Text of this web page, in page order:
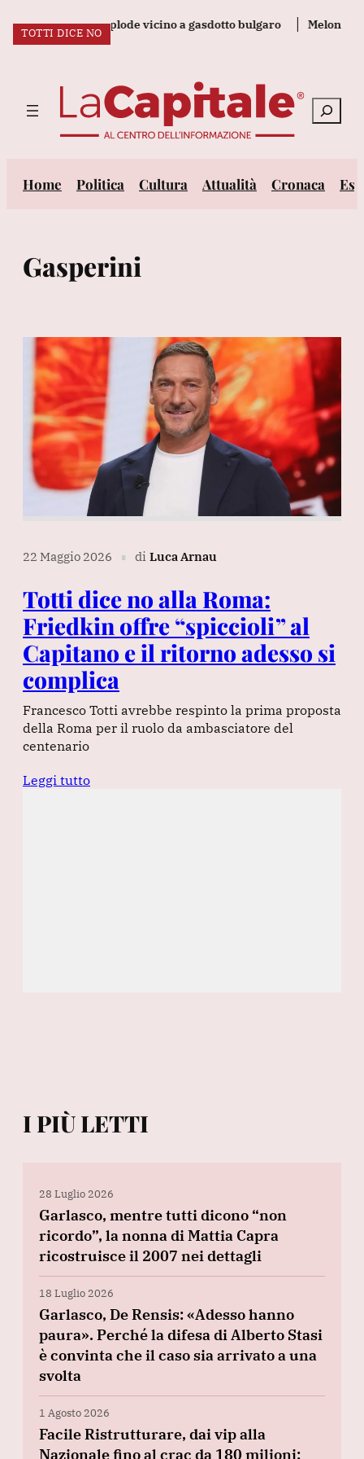
ULTIM’ORA:
Romania esplode vicino a gasdotto bulgaro Meloni,
Cerca
Home Politica Cultura Attualità Cronaca
Gasperini
TOTTI DICE NO
22 Maggio 2026 ∎ di Luca Arnau
Totti dice no alla Roma:
Friedkin offre “spiccioli” al
Capitano e il ritorno adesso si
complica
Francesco Totti avrebbe respinto la prima proposta
della Roma per il ruolo da ambasciatore del
centenario
Leggi tutto
I PIÙ LETTI
28 Luglio 2026
Garlasco, mentre tutti dicono “non
ricordo”, la nonna di Mattia Capra
ricostruisce il 2007 nei dettagli
18 Luglio 2026
Garlasco, De Rensis: «Adesso hanno
paura». Perché la difesa di Alberto Stasi
è convinta che il caso sia arrivato a una
svolta
1 Agosto 2026
Facile Ristrutturare, dai vip alla
Nazionale fino al crac da 180 milioni: